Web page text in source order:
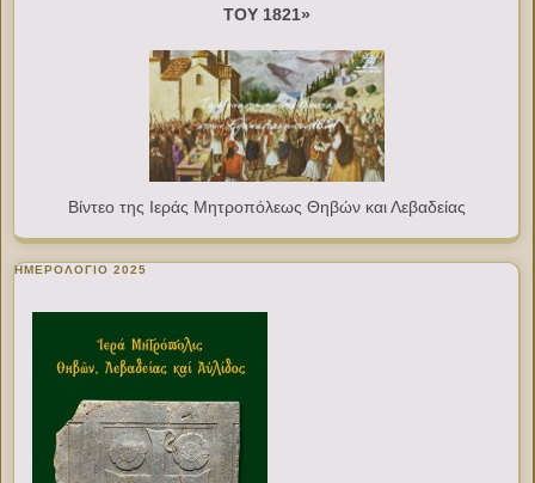
ΤΟΥ 1821»
Βίντεο της Ιεράς Μητροπόλεως Θηβών και Λεβαδείας
ΗΜΕΡΟΛΟΓΙΟ 2025